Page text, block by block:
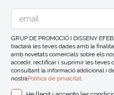
GRUP DE PROMOCIÓ I DISSENY
tractarà les teves dades amb la
amb novetats comercials sobre els
accedir, rectificar i suprimir les teves
consultant la informació addicional i
nostraPolitica de privacitat.